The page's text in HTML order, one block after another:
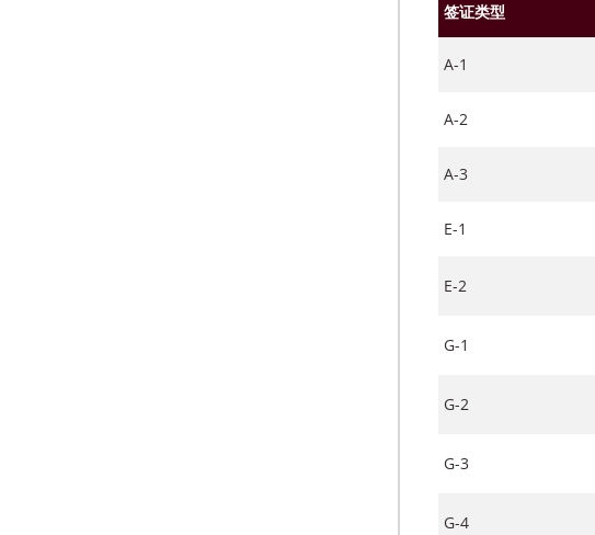
签证类型
A-1
A-2
A-3
E-1
E-2
G-1
G-2
G-3
G-4